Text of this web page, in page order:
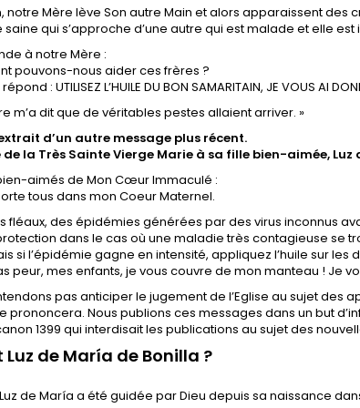
notre Mère lève Son autre Main et alors apparaissent
saine qui s’approche d’une autre qui est malade et elle
à notre Mère :
pouvons-nous aider ces frères ?
: UTILISEZ L’HUILE DU BON SAMARITAIN, JE VOUS AI
m’a dit que de véritables pestes allaient arriver. »
d’un autre message plus récent.
de la Très Sainte Vierge Marie à sa fille bien-aimée, Luz
aimés de Mon Cœur Immaculé :
tous dans mon Coeur Maternel.
fléaux, des épidémies générées par des virus inconnus
dans le cas où une maladie très contagieuse se
si l’épidémie gagne en intensité, appliquez l’huile sur
peur, mes enfants, je vous couvre de mon manteau ! Je
pas anticiper le jugement de l’Eglise au sujet des
prononcera. Nous publions ces messages dans un but
1399 qui interdisait les publications au sujet des
Luz de María de Bonilla ?
de María a été guidée par Dieu depuis sa naissance